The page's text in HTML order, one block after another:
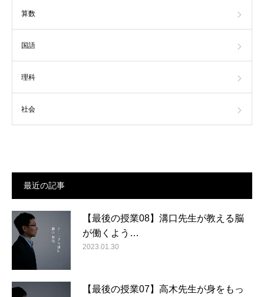
算数
国語
理科
社会
最近の記事
【最後の授業08】溝口先生が教える脳
が働くよう…
2023.01.30
【最後の授業07】高木先生が身をもっ